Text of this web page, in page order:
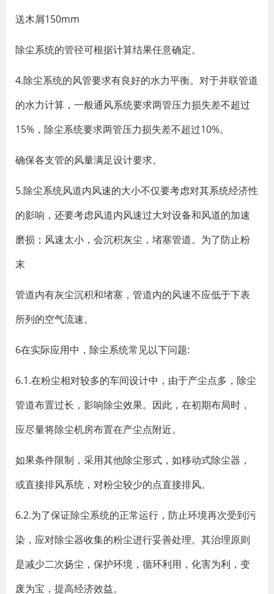
送木屑150mm
除尘系统的管径可根据计算结果任意确定。
4.除尘系统的风管要求有良好的水力平衡。对于并联管道
的水力计算，一般通风系统要求两管压力损失差不超过
15%，除尘系统要求两管压力损失差不超过10%。
确保各支管的风量满足设计要求。
5.除尘系统风道内风速的大小不仅要考虑对其系统经济性
的影响，还要考虑风道内风速过大对设备和风道的加速
磨损；风速太小，会沉积灰尘，堵塞管道。为了防止粉
末
管道内有灰尘沉积和堵塞，管道内的风速不应低于下表
所列的空气流速。
6在实际应用中，除尘系统常见以下问题:
6.1.在粉尘相对较多的车间设计中，由于产尘点多，除尘
管道布置过长，影响除尘效果。因此，在初期布局时，
应尽量将除尘机房布置在产尘点附近。
如果条件限制，采用其他除尘形式，如移动式除尘器，
或直接排风系统，对粉尘较少的点直接排风。
6.2.为了保证除尘系统的正常运行，防止环境再次受到污
染，应对除尘器收集的粉尘进行妥善处理。其治理原则
是减少二次扬尘，保护环境，循环利用，化害为利，变
废为宝，提高经济效益。